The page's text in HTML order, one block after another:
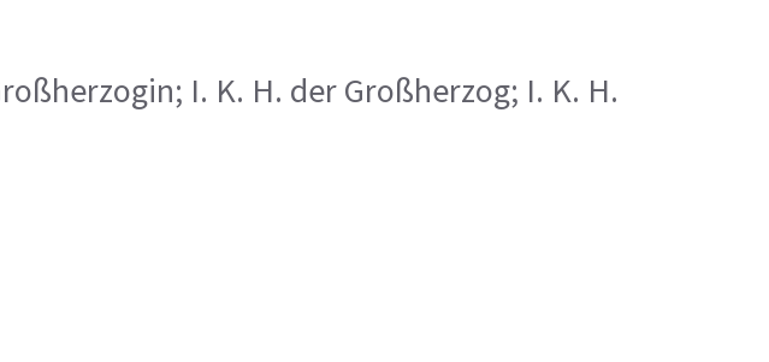
I. K. H. der Großherzog; I. K. H.